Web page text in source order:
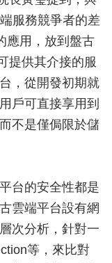
服務競爭者的差
應用，放到盤古
提供其介接的服
，從開發初期就
戶可直接享用到
不是僅侷限於儲
台的安全性都是
雲端平台設有網
次分析，針對一
等，來比對